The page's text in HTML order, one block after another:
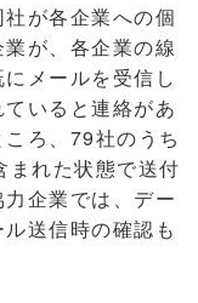
が各企業への個
が、各企業の線
メールを受信し
いると連絡があ
ろ、79社のうち
れた状態で送付
企業では、デー
送信時の確認も